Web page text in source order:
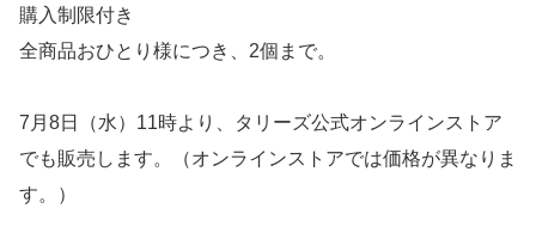
購入制限付き
全商品おひとり様につき、2個まで。
7月8日（水）11時より、タリーズ公式オンラインストア
でも販売します。（オンラインストアでは価格が異なりま
す。）